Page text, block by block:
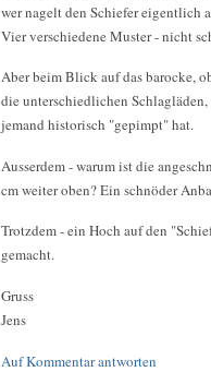
wer nagelt den Schiefer eigentlich
Vier verschiedene Muster - nicht
Aber beim Blick auf das barocke,
die unterschiedlichen
jemand historisch "gepimpt" hat.
Ausserdem - warum ist die
cm weiter oben? Ein schnöder
Trotzdem - ein Hoch auf den
gemacht.
Gruss
Jens
Auf Kommentar antworten